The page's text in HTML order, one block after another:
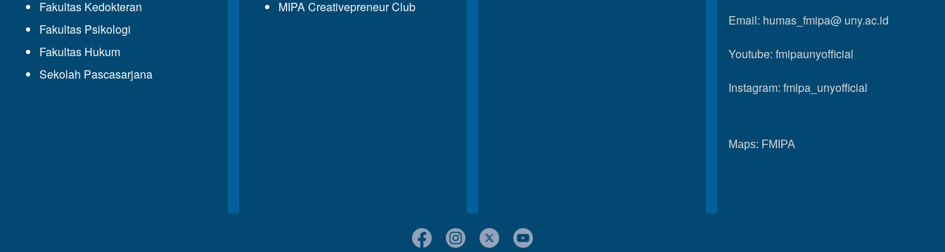
Fakultas Kedokteran
Fakultas Psikologi
Fakultas Hukum
Sekolah Pascasarjana
MIPA Creativepreneur Club
Email: humas_fmipa@ uny.ac.id
Youtube: fmipaunyofficial
Instagram: fmipa_unyofficial
Maps: FMIPA